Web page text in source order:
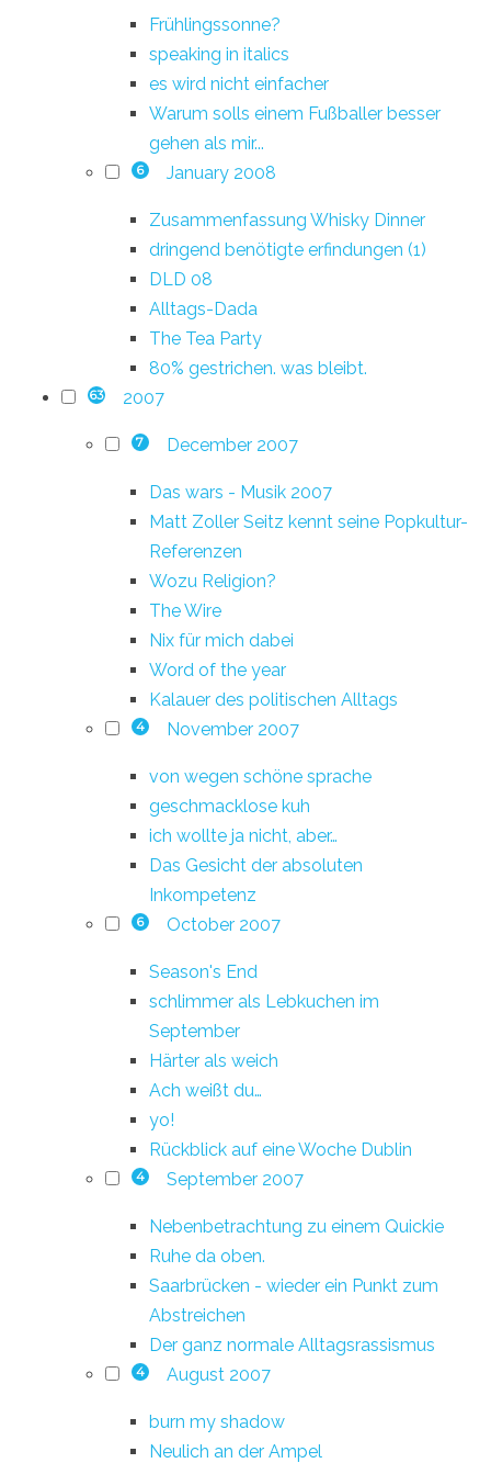
Frühlingssonne?
speaking in italics
es wird nicht einfacher
Warum solls einem Fußballer besser
gehen als mir...
6 January 2008
Zusammenfassung Whisky Dinner
dringend benötigte erfindungen (1)
DLD 08
Alltags-Dada
The Tea Party
80% gestrichen. was bleibt.
63 2007
7 December 2007
Das wars - Musik 2007
Matt Zoller Seitz kennt seine Popkultur-
Referenzen
Wozu Religion?
The Wire
Nix für mich dabei
Word of the year
Kalauer des politischen Alltags
4 November 2007
von wegen schöne sprache
geschmacklose kuh
ich wollte ja nicht, aber…
Das Gesicht der absoluten
Inkompetenz
6 October 2007
Season's End
schlimmer als Lebkuchen im
September
Härter als weich
Ach weißt du…
yo!
Rückblick auf eine Woche Dublin
4 September 2007
Nebenbetrachtung zu einem Quickie
Ruhe da oben.
Saarbrücken - wieder ein Punkt zum
Abstreichen
Der ganz normale Alltagsrassismus
4 August 2007
burn my shadow
Neulich an der Ampel